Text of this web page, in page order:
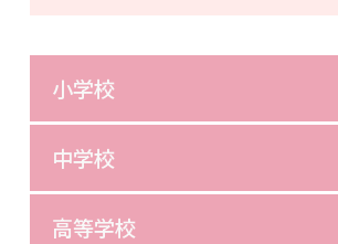
小学校
中学校
高等学校